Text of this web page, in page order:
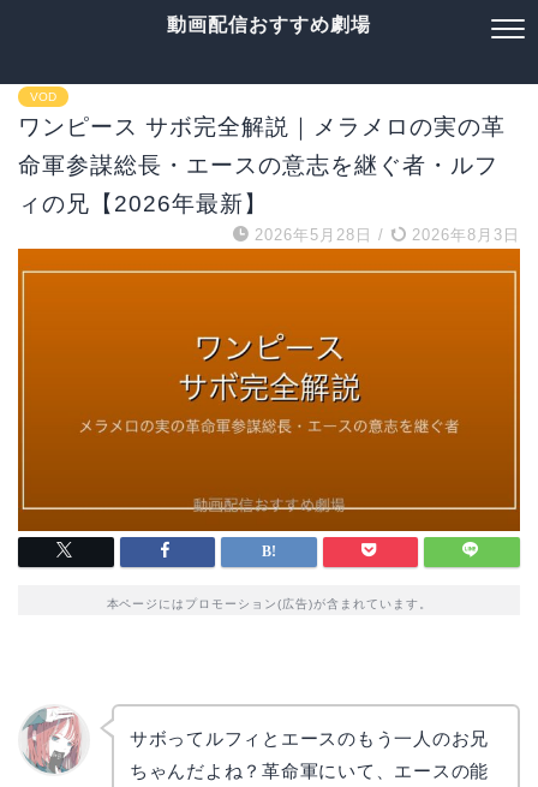
動画配信おすすめ劇場
VOD
ワンピース サボ完全解説｜メラメロの実の革
命軍参謀総長・エースの意志を継ぐ者・ルフ
ィの兄【2026年最新】
2026年5月28日 / 2026年8月3日
本ページにはプロモーション(広告)が含まれています。
サボってルフィとエースのもう一人のお兄
ちゃんだよね？革命軍にいて、エースの能